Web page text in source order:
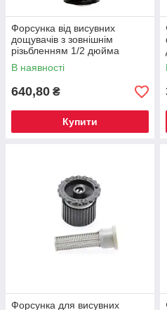
Форсунка від висувних
дощувачів з зовнішнім
різьбленням 1/2 дюйма
Presto-PS, в упаковці - 10 шт.
(4512)
В наявності
640,80 ₴
Купити
Форсунка для висувних